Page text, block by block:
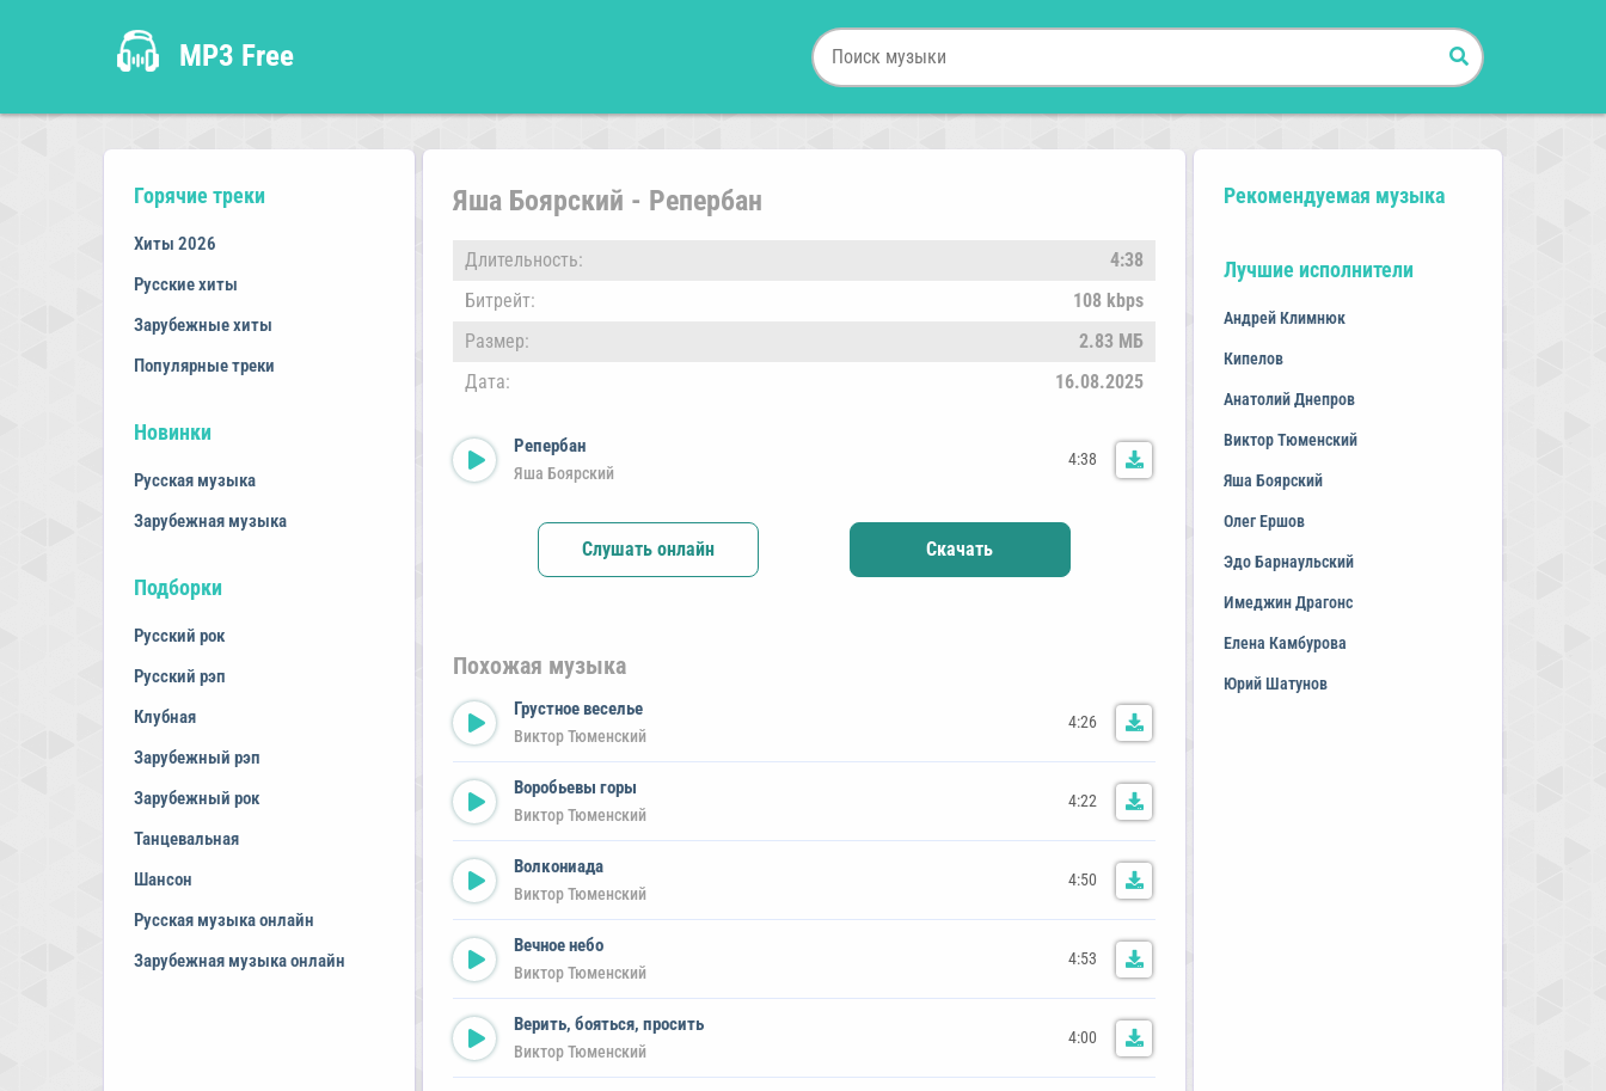
MP3 Free
Горячие треки
Хиты 2026
Русские хиты
Зарубежные хиты
Популярные треки
Новинки
Русская музыка
Зарубежная музыка
Подборки
Русский рок
Русский рэп
Клубная
Зарубежный рэп
Зарубежный рок
Танцевальная
Шансон
Русская музыка онлайн
Зарубежная музыка онлайн
Яша Боярский - Репербан
Длительность:
4:38
Битрейт:
108 kbps
Размер:
2.83 МБ
Дата:
16.08.2025
Репербан
Яша Боярский
4:38
Слушать онлайн Скачать
Похожая музыка
Грустное веселье
Виктор Тюменский
4:26
Воробьевы горы
Виктор Тюменский
4:22
Волкониада
Виктор Тюменский
4:50
Вечное небо
Виктор Тюменский
4:53
Верить, бояться, просить
Виктор Тюменский
4:00
Рекомендуемая музыка
Лучшие исполнители
Андрей Климнюк
Кипелов
Анатолий Днепров
Виктор Тюменский
Яша Боярский
Олег Ершов
Эдо Барнаульский
Имеджин Драгонс
Елена Камбурова
Юрий Шатунов